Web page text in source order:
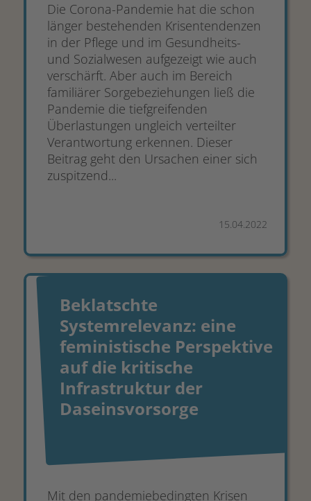
Die Corona-Pandemie hat die schon
länger bestehenden Krisentendenzen
in der Pflege und im Gesundheits-
und Sozialwesen aufgezeigt wie auch
verschärft. Aber auch im Bereich
familiärer Sorgebeziehungen ließ die
Pandemie die tiefgreifenden
Überlastungen ungleich verteilter
Verantwortung erkennen. Dieser
Beitrag geht den Ursachen einer sich
zuspitzend...
15.04.2022
Beklatschte
Systemrelevanz: eine
feministische Perspektive
auf die kritische
Infrastruktur der
Daseinsvorsorge
Mit den pandemiebedingten Krisen